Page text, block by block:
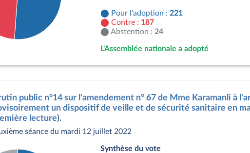
: 187 députés
Pour l'adoption : 221
Contre : 187
Abstention : 24
L'Assemblée nationale a adopté
public n°14 sur l'amendement n° 67 de Mme Karamanli à
un dispositif de veille et de sécurité sanitaire en
lecture).
séance du mardi 12 juillet 2022
Synthèse du vote